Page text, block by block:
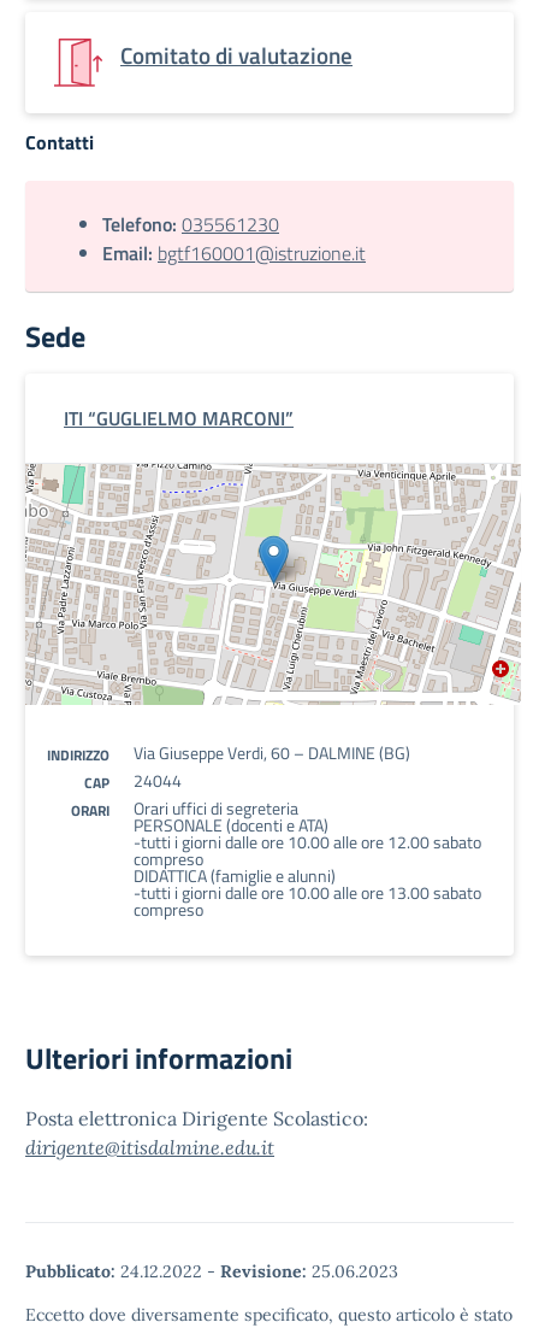
Comitato di valutazione
Contatti
Telefono: 035561230
Email: bgtf160001@istruzione.it
Sede
ITI “GUGLIELMO MARCONI”
INDIRIZZO Via Giuseppe Verdi, 60 – DALMINE (BG)
CAP 24044
ORARI Orari uffici di segreteria
PERSONALE (docenti e ATA)
-tutti i giorni dalle ore 10.00 alle ore 12.00 sabato
compreso
DIDATTICA (famiglie e alunni)
-tutti i giorni dalle ore 10.00 alle ore 13.00 sabato
compreso
Ulteriori informazioni
Posta elettronica Dirigente Scolastico:
dirigente@itisdalmine.edu.it
Pubblicato: 24.12.2022 - Revisione: 25.06.2023
Eccetto dove diversamente specificato, questo articolo è stato